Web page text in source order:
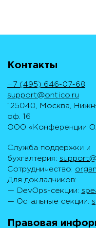
Контакты
+7 (495) 646-07-68
support@ontico.ru
125040, Москва,
оф. 16
ООО «Конференции
Служба поддержки и
бухгалтерия:
Сотрудничество:
Для докладчиков:
— DevOps-секции:
— Остальные секции:
Правовая